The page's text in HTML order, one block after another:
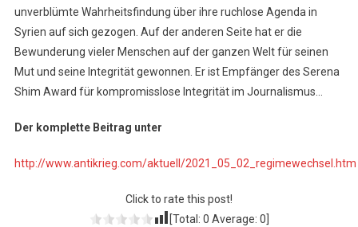
unverblümte Wahrheitsfindung über ihre ruchlose Agenda in
Syrien auf sich gezogen. Auf der anderen Seite hat er die
Bewunderung vieler Menschen auf der ganzen Welt für seinen
Mut und seine Integrität gewonnen. Er ist Empfänger des Serena
Shim Award für kompromisslose Integrität im Journalismus…
Der komplette Beitrag unter
http://www.antikrieg.com/aktuell/2021_05_02_regimewechsel.htm
Click to rate this post!
[Total: 0 Average: 0